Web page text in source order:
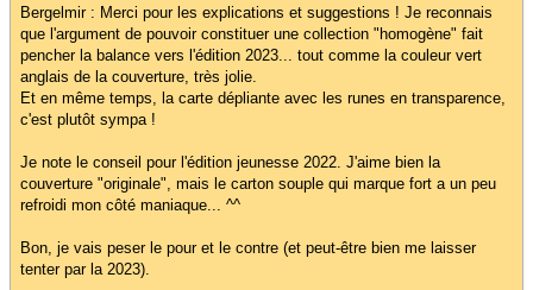
Bergelmir : Merci pour les explications et suggestions ! Je reconnais
que l'argument de pouvoir constituer une collection "homogène" fait
pencher la balance vers l'édition 2023... tout comme la couleur vert
anglais de la couverture, très jolie.
Et en même temps, la carte dépliante avec les runes en transparence,
c'est plutôt sympa !
Je note le conseil pour l'édition jeunesse 2022. J'aime bien la
couverture "originale", mais le carton souple qui marque fort a un peu
refroidi mon côté maniaque... ^^
Bon, je vais peser le pour et le contre (et peut-être bien me laisser
tenter par la 2023).